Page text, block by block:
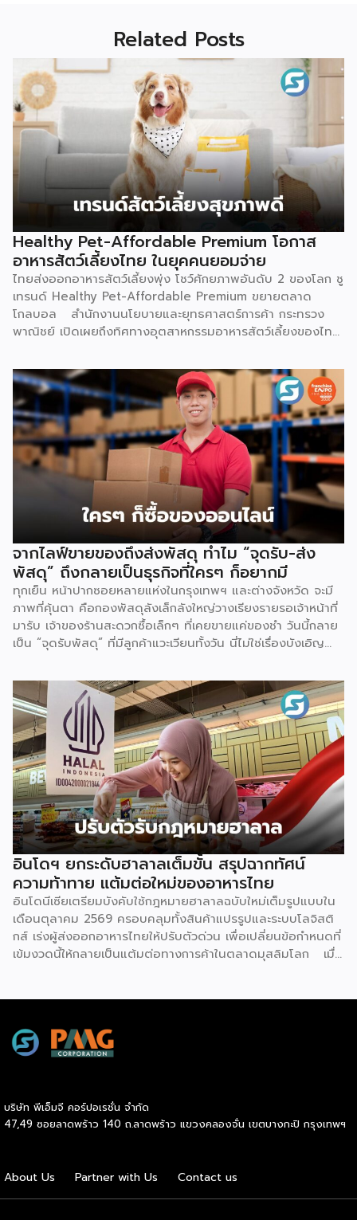
Related Posts
Healthy Pet-Affordable Premium โอกาส
อาหารสัตว์เลี้ยงไทย ในยุคคนยอมจ่าย
ไทยส่งออกอาหารสัตว์เลี้ยงพุ่ง โชว์ศักยภาพอันดับ 2 ของโลก ชู
เทรนด์ Healthy Pet-Affordable Premium ขยายตลาด
โกลบอล สำนักงานนโยบายและยุทธศาสตร์การค้า กระทรวง
พาณิชย์ เปิดเผยถึงทิศทางอุตสาหกรรมอาหารสัตว์เลี้ยงของไทย
เกษตรแปรรูปมูลค่าสูงที่มีศักยภาพโดดเด่นในตลาดโลก ปัจจัยขับ
เคลื่อนสำคัญมาจากพฤติกรรมผู้บริโภคทั่วโลกที่ให้ความสำคัญกับ
การดูแลสัตว์เลี้ยงเสมือนสมาชิกในครอบครัว (Pet
Humanization) ส่งผลให้ความต้องการอาหารสัตว์เลี้ยงที่มี
คุณภาพ ปลอดภัย มีคุณค่าทางโภชนาการสูง และตอบโจทย์
สุขภาพเฉพาะด้านเพิ่มสูงขึ้นตามไปด้วย ความแข็งแกร่งของ
อุตสาหกรรมนี้สะท้อนผ่านตัวเลขการส่งออกอย่างชัดเจน โดยในปี
2568 ไทยส่งออกอาหารสัตว์เลี้ยงมูลค่ารวมสูงถึง 3,276.26
ล้านเหรียญสหรัฐ (ประมาณ 107,470 ล้านบาท) ขยายตัวร้อยละ
8.15 จากปี 2567 ที่มีมูลค่า 3,029.42 ล้านเหรียญสหรัฐ
(106,391 ล้านบาท) ตัวเลขดังกล่าวตอกย้ำความสามารถของไทย
ในการรักษาฐานการส่งออกในตลาดโลก แม้จะต้องเผชิญภาวะ
เศรษฐกิจโลกชะลอตัวและแรงกดดันด้านค่าครองชีพ ส่งผลให้ในปี
2568 ไทยยังคงครองตำแหน่งผู้ส่งออกอาหารสัตว์เลี้ยงอันดับ 2
ของโลก ด้วยสัดส่วนร้อยละ 10.2 ของมูลค่าการส่งออกทั่วโลก
เป็นรองเพียงเยอรมนีที่มีสัดส่วนร้อยละ 12.1 เท่านั้น […]
จากไลฟ์ขายของถึงส่งพัสดุ ทำไม “จุดรับ-ส่ง
พัสดุ” ถึงกลายเป็นธุรกิจที่ใครๆ ก็อยากมี
ทุกเย็น หน้าปากซอยหลายแห่งในกรุงเทพฯ และต่างจังหวัด จะมี
ภาพที่คุ้นตา คือกองพัสดุลังเล็กลังใหญ่วางเรียงรายรอเจ้าหน้าที่
มารับ เจ้าของร้านสะดวกซื้อเล็กๆ ที่เคยขายแค่ของชำ วันนี้กลาย
เป็น “จุดรับพัสดุ” ที่มีลูกค้าแวะเวียนทั้งวัน นี่ไม่ใช่เรื่องบังเอิญ
สิ้นเชิง สิ่งนี้กำลังเป็นเทรนด์ที่พฤติกรรมผู้บริโภคได้
เปลี่ยนแปลงไปจากเดิม ด้วยความสะดวกสบายของเทคโนโลยี
ทำให้มีช่องทางการซื้อสินค้าผ่านออนไลน์เข้ามาเป็นตัวเลือกในการ
สั่งซื้อสินค้าในยุคปัจจุบัน โดยตลาดอีคอมเมิร์ซไทยปี 2569 คาด
ว่าจะมีมูลค่าราว 1.15 ล้านล้านบาท เติบโตประมาณ 7% จากปี
ก่อนหน้า และคิดเป็นสัดส่วนใกล้ 30% ของตลาดค้าปลีกทั้งหมด
ตัวเลขนี้สะท้อนว่าการซื้อของออนไลน์ไม่ใช่ทางเลือกรองอีกต่อ
ไป แต่กลายเป็นพฤติกรรมหลักของผู้บริโภคไทย ผลลัพธ์คือ
“จุดรับ-ส่งพัสดุ” กลายเป็นโครงสร้างพื้นฐานเล็กๆ ที่แทรกอยู่ใน
ทุกชุมชน และเป็นธุรกิจที่ความต้องการวิ่งตามหลังพฤติกรรมผู้
บริโภคแบบไม่มีทีท่าจะหยุด จุดที่ทำให้ธุรกิจนี้ต่างจากธุรกิจ
SME อื่น คือมันไม่จำเป็นต้อง “ทิ้งงานประจำ” มาทำเต็มตัว
เจ้าของร้านชำ ร้านซักรีด หรือแม้แต่บ้านที่มีพื้นที่หน้าบ้านว่าง
สามารถเพิ่มบริการรับ-ส่งพัสดุเป็น “ธุรกิจเสริม” ควบคู่กับกิจการ
เดิมได้ทันที โดยไม่ต้องเปลี่ยนโมเดลธุรกิจทั้งหมด จุดขาย
ของโมเดลนี้คือการเป็น Cross-traffic Strategy คนที่มารับ-ส่ง
พัสดุ […]
อินโดฯ ยกระดับฮาลาลเต็มขั้น สรุปฉากทัศน์
ความท้าทาย แต้มต่อใหม่ของอาหารไทย
อินโดนีเซียเตรียมบังคับใช้กฎหมายฮาลาลฉบับใหม่เต็มรูปแบบใน
เดือนตุลาคม 2569 ครอบคลุมทั้งสินค้าแปรรูปและระบบโลจิสติ
กส์ เร่งผู้ส่งออกอาหารไทยให้ปรับตัวด่วน เพื่อเปลี่ยนข้อกำหนดที่
เข้มงวดนี้ให้กลายเป็นแต้มต่อทางการค้าในตลาดมุสลิมโลก เมื่อ
แห่งการผ่อนผันกำลังจะสิ้นสุดลง ข้อกำหนดใหม่นี้ไม่เพียงแต่
ขยายขอบเขตการรับรองฮาลาลครอบคลุมอาหาร และเครื่องดื่ม
เตือนครั้งสำคัญจากกระทรวงพาณิชย์ โดยสำนักงานนโยบายและ
ยุทธศาสตร์การค้า (สนค.) ที่ระบุว่าผู้ประกอบการส่งออกไทย
ระดับโลก อินโดนีเซียจัดเป็นหนึ่งในตลาดส่งออกยุทธศาสตร์ที่
สำคัญของไทย โดยเฉพาะสินค้าในกลุ่มเกษตรกรรมและ
บริษัท พีเอ็มจี คอร์ปอเรชั่น จำกัด
47,49 ซอยลาดพร้าว 140 ถ.ลาดพร้าว แขวงคลองจั่น เขตบางกะปิ กรุงเทพฯ
About Us Partner with Us Contact us